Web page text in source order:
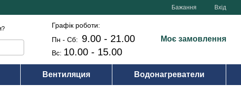
Бажання Вхід
Графік роботи:
Пн - Сб: 9.00 - 21.00
Вс: 10.00 - 15.00
Моє замовлення
Вентиляция Водонагреватели